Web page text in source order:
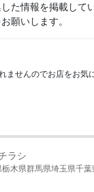
た情報を掲載し
願いします。
せんのでお店をお気
ラシ
栃木県群馬県埼玉県千葉